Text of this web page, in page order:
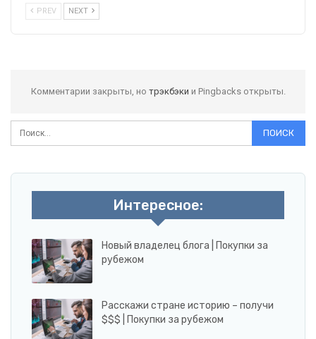
PREV NEXT
Комментарии закрыты, но трэкбэки и Pingbacks открыты.
Интересное:
Новый владелец блога | Покупки за
рубежом
Расскажи стране историю – получи
$$$ | Покупки за рубежом